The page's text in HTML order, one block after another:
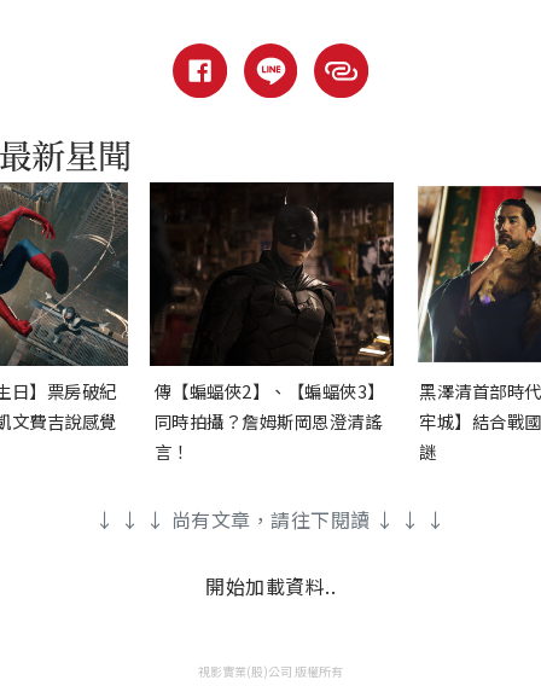
日】票房破紀
文費吉說感覺
傳【蝙蝠俠2】、【蝙蝠俠3】
同時拍攝？詹姆斯岡恩澄清謠
言！
黑澤清首部時
牢城】結合戰
謎
↓ ↓ ↓ 尚有文章，請往下閱讀 ↓ ↓ ↓
開始加載資料..
視影實業(股)公司 版權所有